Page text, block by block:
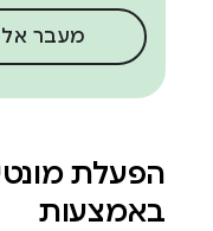
מעבר אל Github
הפעלת
באמצעות